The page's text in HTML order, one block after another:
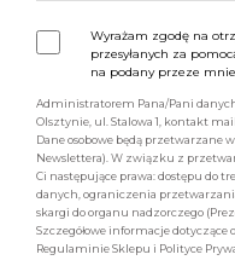
Wyrażam zgodę na
przesyłanych za
na podany przeze
Administratorem Pana/Pani
Olsztynie, ul. Stalowa 1, kontakt
Dane osobowe będą przetwarzane
Newslettera). W związku z
Ci następujące prawa: dostępu do
danych, ograniczenia
skargi do organu nadzorczego
Szczegółowe informacje
Regulaminie Sklepu i Polityce